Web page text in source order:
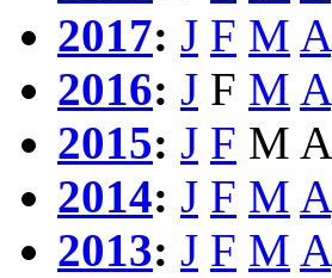
2017: J F M A
2016: J F M A
2015: J F M A
2014: J F M A
2013: J F M A